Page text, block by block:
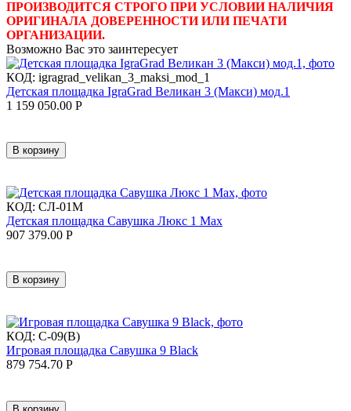
ПРОИЗВОДИТСЯ СТРОГО ПРИ УСЛОВИИ НАЛИЧИЯ
ОРИГИНАЛА ДОВЕРЕННОСТИ ИЛИ ПЕЧАТИ
ОРГАНИЗАЦИИ.
Возможно Вас это заинтересует
КОД: igragrad_velikan_3_maksi_mod_1
Детская площадка IgraGrad Великан 3 (Макси) мод.1
1 159 050.00 Р
В корзину
КОД: СЛ-01М
Детская площадка Савушка Люкс 1 Max
907 379.00 Р
В корзину
КОД: С-09(В)
Игровая площадка Савушка 9 Black
879 754.70 Р